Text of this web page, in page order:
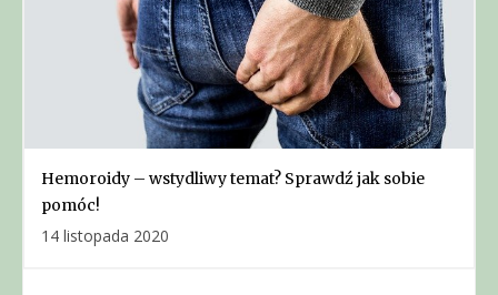
Hemoroidy – wstydliwy temat? Sprawdź jak sobie
pomóc!
14 listopada 2020